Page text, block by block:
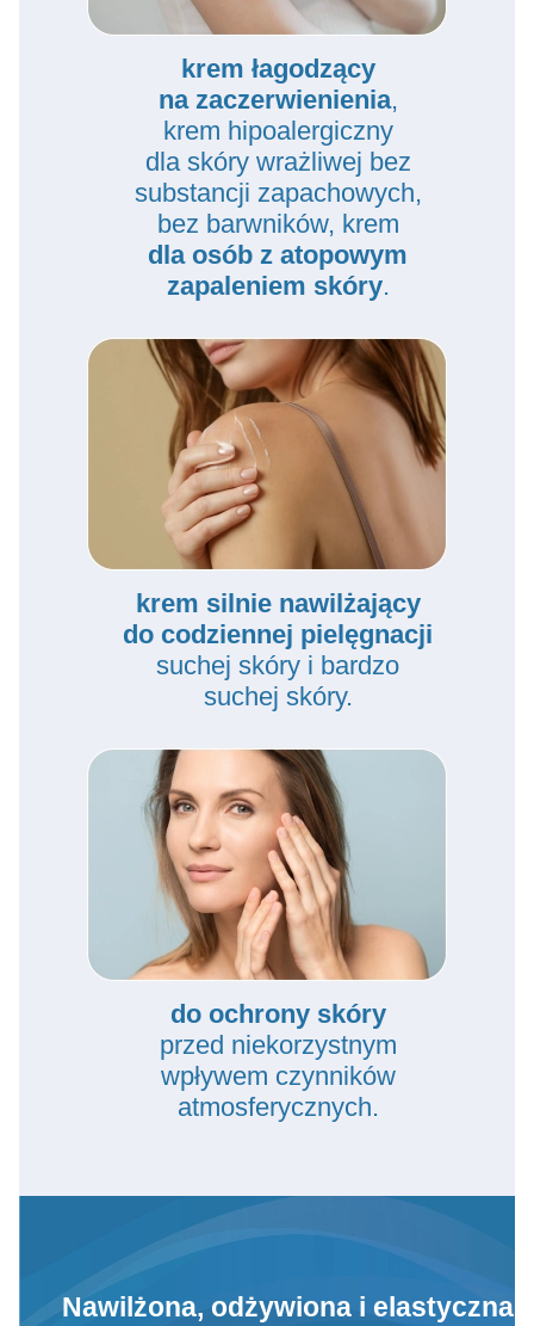
z brakiem dostępu do wszystkich funkcjonalności
krem łagodzący
na zaczerwienienia,
krem hipoalergiczny
dla skóry wrażliwej bez
substancji zapachowych,
bez barwników, krem
dla osób z atopowym
zapaleniem skóry.
krem silnie nawilżający
do codziennej pielęgnacji
suchej skóry i bardzo
suchej skóry.
do ochrony skóry
przed niekorzystnym
wpływem czynników
atmosferycznych.
Nawilżona, odżywiona i elastyczna